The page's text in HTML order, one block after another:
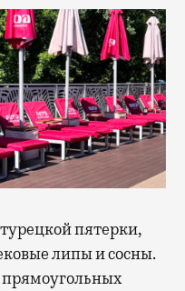
пятерки,
липы и сосны.